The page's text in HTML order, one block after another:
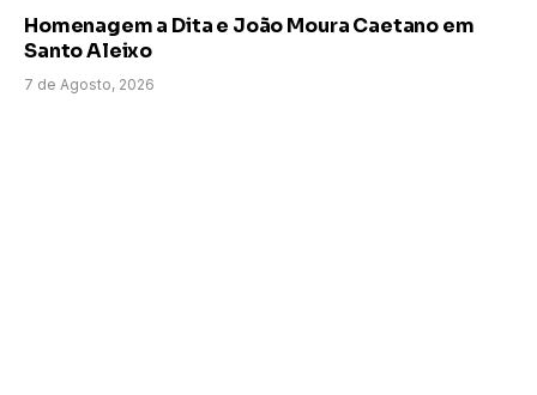
Homenagem a Dita e João Moura Caetano em
Santo Aleixo
7 de Agosto, 2026